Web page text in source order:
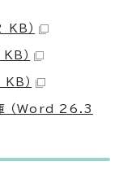
KB）
）
）
庫 （Word 26.3